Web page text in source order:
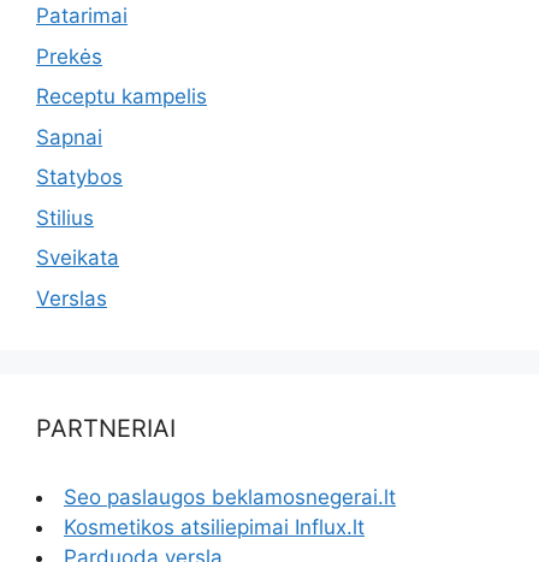
Patarimai
Prekės
Receptu kampelis
Sapnai
Statybos
Stilius
Sveikata
Verslas
PARTNERIAI
Seo paslaugos beklamosnegerai.lt
Kosmetikos atsiliepimai Influx.lt
Parduoda verslą